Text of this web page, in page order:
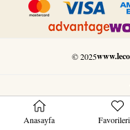
© 2025
Anasayfa